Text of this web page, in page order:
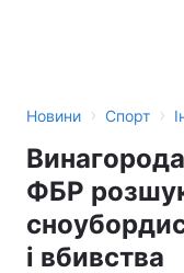
Новини › Спорт ›
ФБР
і вбивства